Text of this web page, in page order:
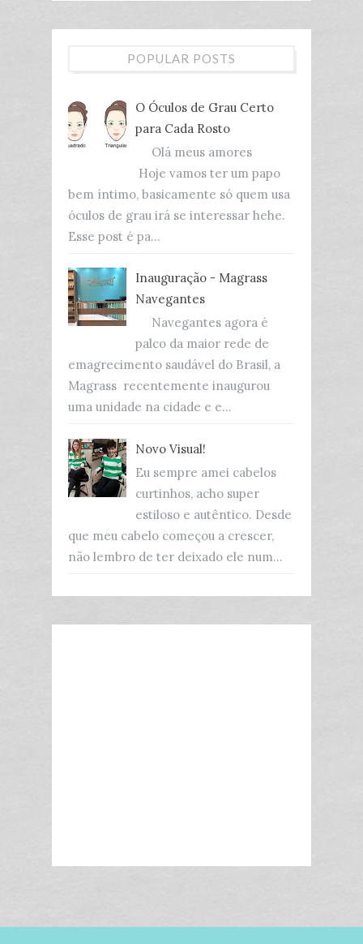
POPULAR POSTS
O Óculos de Grau Certo
para Cada Rosto
Olá meus amores
Hoje vamos ter um papo
bem íntimo, basicamente só quem usa
óculos de grau irá se interessar hehe.
Esse post é pa...
Inauguração - Magrass
Navegantes
Navegantes agora é
palco da maior rede de
emagrecimento saudável do Brasil, a
Magrass recentemente inaugurou
uma unidade na cidade e e...
Novo Visual!
Eu sempre amei cabelos
curtinhos, acho super
estiloso e autêntico. Desde
que meu cabelo começou a crescer,
não lembro de ter deixado ele num...